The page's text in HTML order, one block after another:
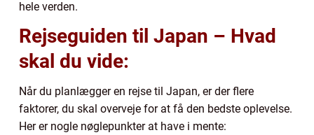
hele verden.
Rejseguiden til Japan – Hvad
skal du vide:
Når du planlægger en rejse til Japan, er der flere
faktorer, du skal overveje for at få den bedste oplevelse.
Her er nogle nøglepunkter at have i mente: